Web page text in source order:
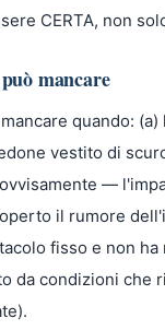
CERTA, non
mancare
quando:
vestito di
—
il rumore
fisso e non
da condizioni che